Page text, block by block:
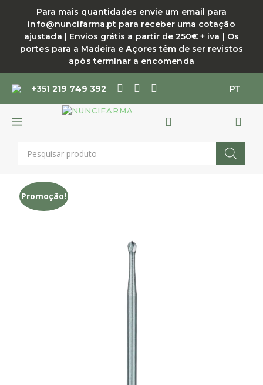
conteúdo
Para mais quantidades envie um email para
info@nuncifarma.pt para receber uma cotação
ajustada | Envios grátis a partir de 250€ + iva | Os
portes para a Madeira e Açores têm de ser revistos
após terminar a encomenda
+351219 749 392 PT
MENU
Products
search
Promoção!